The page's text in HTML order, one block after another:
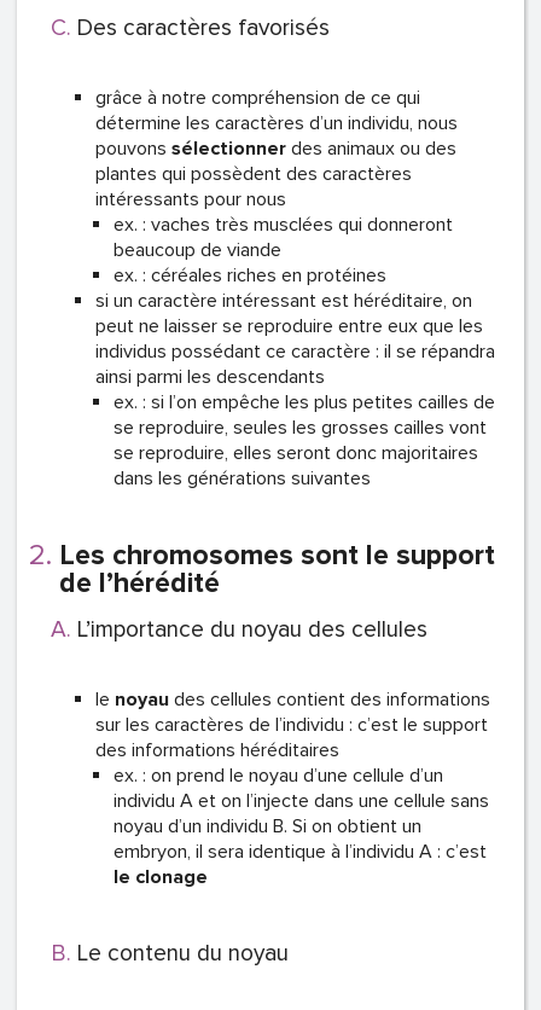
Des caractères favorisés
grâce à notre compréhension de ce qui
détermine les caractères d’un individu, nous
pouvons sélectionner des animaux ou des
plantes qui possèdent des caractères
intéressants pour nous
ex. : vaches très musclées qui donneront
beaucoup de viande
ex. : céréales riches en protéines
si un caractère intéressant est héréditaire, on
peut ne laisser se reproduire entre eux que les
individus possédant ce caractère : il se répandra
ainsi parmi les descendants
ex. : si l’on empêche les plus petites cailles de
se reproduire, seules les grosses cailles vont
se reproduire, elles seront donc majoritaires
dans les générations suivantes
Les chromosomes sont le support
de l’hérédité
L’importance du noyau des cellules
le noyau des cellules contient des informations
sur les caractères de l’individu : c’est le support
des informations héréditaires
ex. : on prend le noyau d’une cellule d’un
individu A et on l’injecte dans une cellule sans
noyau d’un individu B. Si on obtient un
embryon, il sera identique à l’individu A : c’est
le clonage
Le contenu du noyau